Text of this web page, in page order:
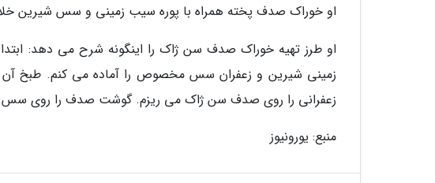
او خوراک صدف پخته همراه با پوره سیب زمینی و سس شیرین خلال
او طرز تهیه خوراک صدف سن ژاک را اینگونه شرح می دهد:
زعفرانی را روی صدف سن ژاک می ریزم. گوشت صدف را روی سس
منبع: یورونیوز